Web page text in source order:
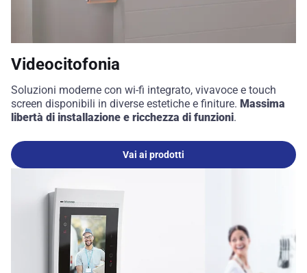
Videocitofonia
Soluzioni moderne con wi-fi integrato, vivavoce e touch
screen disponibili in diverse estetiche e finiture. Massima
libertà di installazione e ricchezza di funzioni.
Vai ai prodotti